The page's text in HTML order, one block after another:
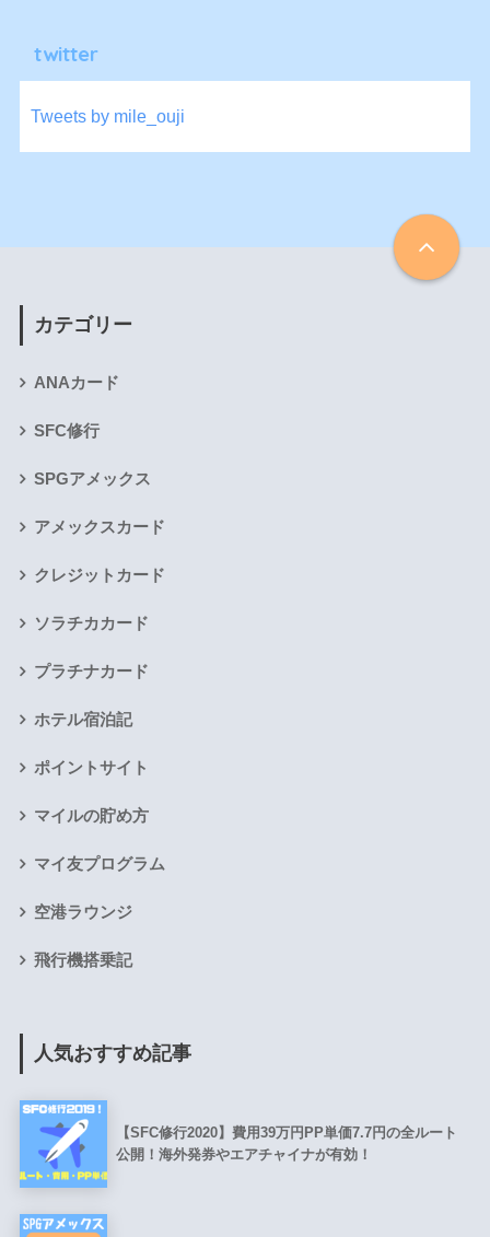
twitter
Tweets by mile_ouji
カテゴリー
ANAカード
SFC修行
SPGアメックス
アメックスカード
クレジットカード
ソラチカカード
プラチナカード
ホテル宿泊記
ポイントサイト
マイルの貯め方
マイ友プログラム
空港ラウンジ
飛行機搭乗記
人気おすすめ記事
【SFC修行2020】費用39万円PP単価7.7円の全ルート
公開！海外発券やエアチャイナが有効！